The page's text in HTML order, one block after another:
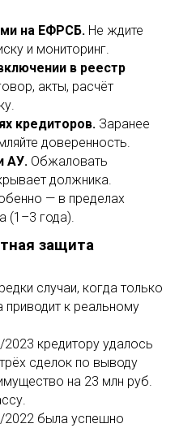
на ЕФРСБ. Не ждите
и мониторинг.
в реестр
акты, расчёт
кредиторов. Заранее
доверенность.
АУ. Обжаловать
должника.
— в пределах
(1–3 года).
защита
случаи, когда только
приводит к реальному
кредитору удалось
сделок по выводу
на 23 млн руб.
2022 была успешно